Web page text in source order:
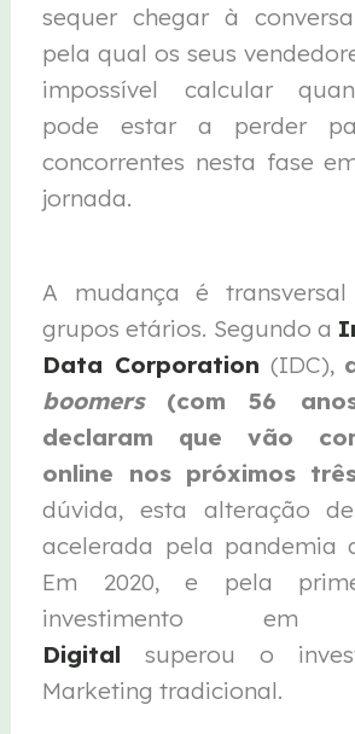
sequer chegar à
pela qual os seus
impossível calcular
pode estar a perder
concorrentes nesta fase
jornada.
A mudança é
grupos etários. Segundo a
Data Corporation (IDC),
boomers (com 56
declaram que vão
online nos próximos
dúvida, esta alteração
acelerada pela pandemia
Em 2020, e pela
investimento em
Digital
superou o
Marketing tradicional.